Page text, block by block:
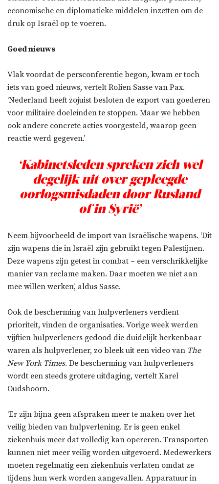
economische en diplomatieke middelen inzetten om de
druk op Israël op te voeren.
Goed nieuws
Vlak voordat de persconferentie begon, kwam er toch
iets van goed nieuws, vertelt Rolien Sasse van Pax.
‘Nederland heeft zojuist besloten de export van goederen
voor militaire doeleinden te stoppen. Maar we hebben
ook andere concrete acties voorgesteld, waarop geen
reactie werd gegeven.’
‘Kabinetsleden spreken zich wel
degelijk uit over gepleegde
oorlogsmisdaden door Rusland
of in Syrië’
Neem bijvoorbeeld de import van Israëlische wapens. ‘Dit
zijn wapens die in Israël zijn gebruikt tegen Palestijnen.
Deze wapens zijn getest in combat – een verschrikkelijke
manier van reclame maken. Daar moeten we niet aan
mee willen werken’, aldus Sasse.
Ook de bescherming van hulpverleners verdient
prioriteit, vinden de organisaties. Vorige week werden
vijftien hulpverleners gedood die duidelijk herkenbaar
waren als hulpverlener, zo bleek uit een video van The
New York Times. De bescherming van hulpverleners
wordt een steeds grotere uitdaging, vertelt Karel
Oudshoorn.
‘Er zijn bijna geen afspraken meer te maken over het
veilig bieden van hulpverlening. Er is geen enkel
ziekenhuis meer dat volledig kan opereren. Transporten
kunnen niet meer veilig worden uitgevoerd. Medewerkers
moeten regelmatig een ziekenhuis verlaten omdat ze
tijdens hun werk worden aangevallen. Apparatuur in